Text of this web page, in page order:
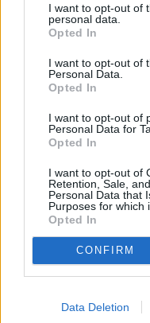
de su consentimiento,
rechazar tal
cualquier momento
visitando nuestra
I want to opt-out of
personal data.
Opted In
I want to opt-out of
Personal Data.
Opted In
I want to opt-out of
Personal Data for
Opted In
I want to opt-out of
Retention, Sale,
Personal Data that
Purposes for which
Opted In
CONFIRM
Data Deletion